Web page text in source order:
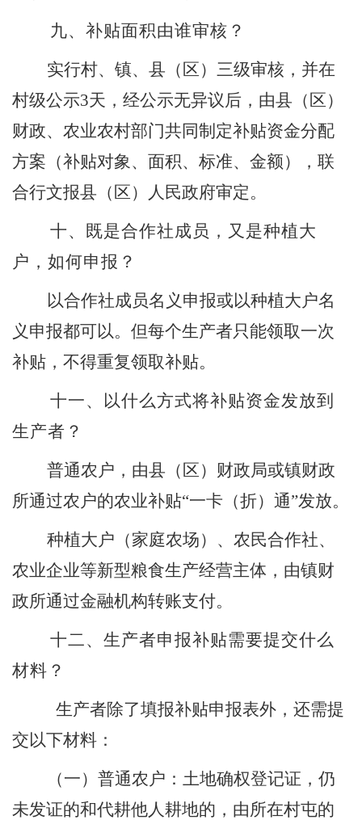
九、 补贴面积由谁审核？
实行村、镇、县（区）三级审核，并在
村级公示3天，经公示无异议后，由县（区）
财政、农业农村部门共同制定补贴资金分配
方案（补贴对象、面积、标准、金额），联
合行文报县（区）人民政府审定。
十、既是合作社成员，又是种植大
户，如何申报？
以合作社成员名义申报或以种植大户名
义申报都可以。但每个生产者只能领取一次
补贴，不得重复领取补贴。
十一、以什么方式将补贴资金发放到
生产者？
普通农户，由县（区）财政局或镇财政
所通过农户的农业补贴“一卡（折）通”发放。
种植大户（家庭农场）、农民合作社、
农业企业等新型粮食生产经营主体，由镇财
政所通过金融机构转账支付。
十二、生产者申报补贴需要提交什么
材料？
生产者除了填报补贴申报表外，还需提
交以下材料：
（一）普通农户：土地确权登记证，仍
未发证的和代耕他人耕地的，由所在村屯的